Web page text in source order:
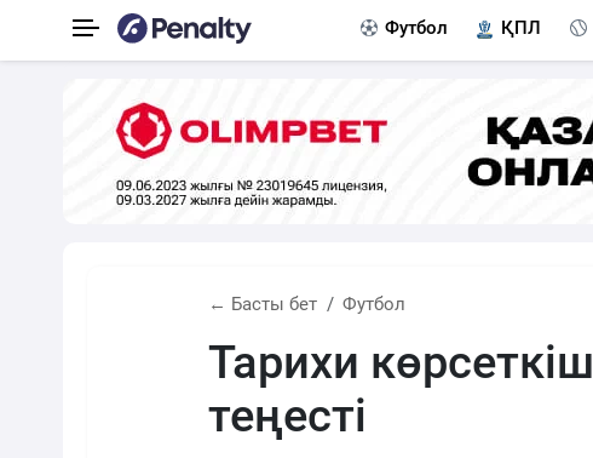
Футбол ҚПЛ
← Басты бет Футбол
Тарихи
теңесті